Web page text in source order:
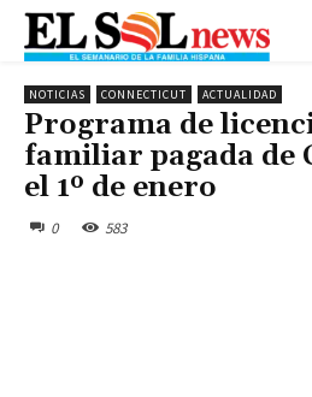
NOTICIAS CONNECTICUT ACTUALIDAD
Programa de
familiar pagada de
el 1º de enero
0 583